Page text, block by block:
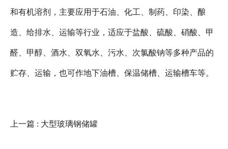
和有机溶剂，主要应用于石油、化工、制药、印染、酿
造、给排水、运输等行业，适应于盐酸、硫酸、硝酸、甲
醛、甲醇、酒水、双氧水、污水、次氯酸钠等多种产品的
贮存、运输，也可作地下油槽、保温储槽、运输槽车等。
上一篇 : 大型玻璃钢储罐